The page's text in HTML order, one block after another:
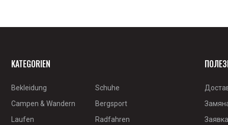
KATEGORIEN
Bekleidung
Schuhe
Campen & Wandern
Bergsport
Laufen
Radfahren